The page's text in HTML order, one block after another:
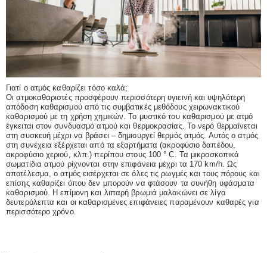
Γιατί ο ατμός καθαρίζει τόσο καλά;
Οι ατμοκαθαριστές προσφέρουν περισσότερη υγιεινή και υψηλότερη
απόδοση καθαρισμού από τις συμβατικές μεθόδους χειρωνακτικού
καθαρισμού με τη χρήση χημικών. Το μυστικό του καθαρισμού με ατμό
έγκειται στον συνδυασμό ατμού και θερμοκρασίας. Το νερό θερμαίνεται
στη συσκευή μέχρι να βράσει – δημιουργεί θερμός ατμός. Αυτός ο ατμός
στη συνέχεια εξέρχεται από τα εξαρτήματα (ακροφύσιο δαπέδου,
ακροφύσιο χεριού, κλπ.) περίπου στους 100 ° C. Τα μικροσκοπικά
σωματίδια ατμού ρίχνονται στην επιφάνεια μέχρι τα 170 km/h. Ως
αποτέλεσμα, ο ατμός εισέρχεται σε όλες τις ρωγμές και τους πόρους και
επίσης καθαρίζει όπου δεν μπορούν να φτάσουν τα συνήθη υφάσματα
καθαρισμού. Η επίμονη και λιπαρή βρωμιά μαλακώνει σε λίγα
δευτερόλεπτα και οι καθαρισμένες επιφάνειες παραμένουν καθαρές για
περισσότερο χρόνο.